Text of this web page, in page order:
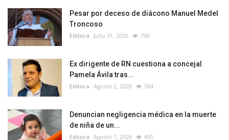
Pesar por deceso de diácono Manuel Medel
Troncoso
Editora Julio 31, 2026 706
Ex dirigente de RN cuestiona a concejal
Pamela Ávila tras...
Editora Agosto 2, 2026 504
Denuncian negligencia médica en la muerte
de niña de un...
Editora Agosto 1, 2026 455